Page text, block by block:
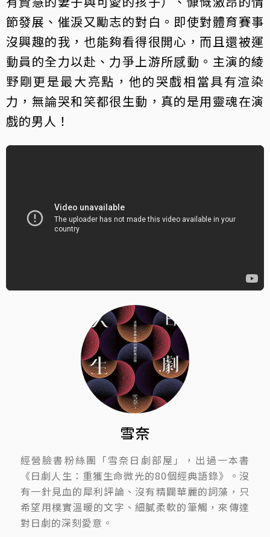
節發展、催淚又勵志的對白。即使對體育賽事
沒興趣的我，也能夠看得很開心，而且還被運
動員的全力以赴、力爭上游所感動。主演的綾
野剛更是最大亮點，他的哭戲相當具有渲染
力，無論哭和笑都很生動，真的是用靈魂在演
戲的男人！
雪奈
經營臉書粉絲團「雪奈日劇部屋」，出過一本書
《日劇人生：重獲生命微光的80個經典語錄》。沒
有一針見血的犀利評論、沒有精闢華麗的詞藻，只
希望用樸實溫暖的文字、細膩柔軟的筆觸，來傳達
對日劇的深刻愛意。